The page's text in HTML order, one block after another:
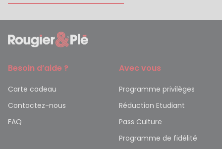
Besoin d’aide ?
Carte cadeau
Contactez-nous
FAQ
Avec vous
Programme privilèges
Réduction Etudiant
Pass Culture
Programme de fidélité